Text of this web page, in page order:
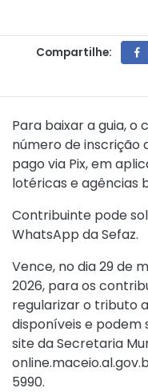
Compartilhe:
Para baixar a guia,
número de inscrição
pago via Pix, em
lotéricas e agências
Contribuinte pode
WhatsApp da Sefaz.
Vence, no dia 29 de
2026, para os
regularizar o tributo
disponíveis e
site da Secretaria
5990.